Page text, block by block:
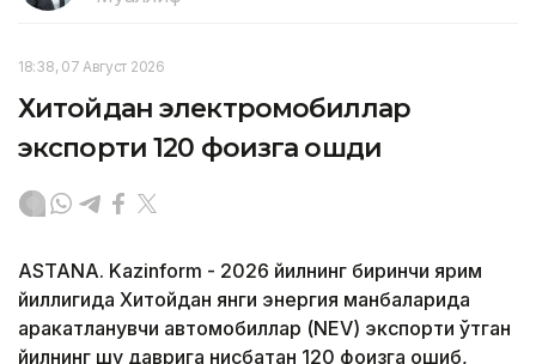
18:38, 07 Август 2026
Хитойдан электромобиллар
экспорти 120 фоизга ошди
ASTANA. Kazinform - 2026 йилнинг биринчи ярим
йиллигида Хитойдан янги энергия манбаларида
ҳаракатланувчи автомобиллар (NEV) экспорти ўтган
йилнинг шу даврига нисбатан 120 фоизга ошиб,